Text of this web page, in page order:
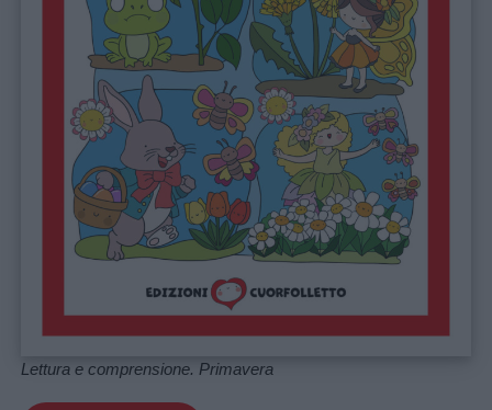
Lettura e comprensione. Primavera